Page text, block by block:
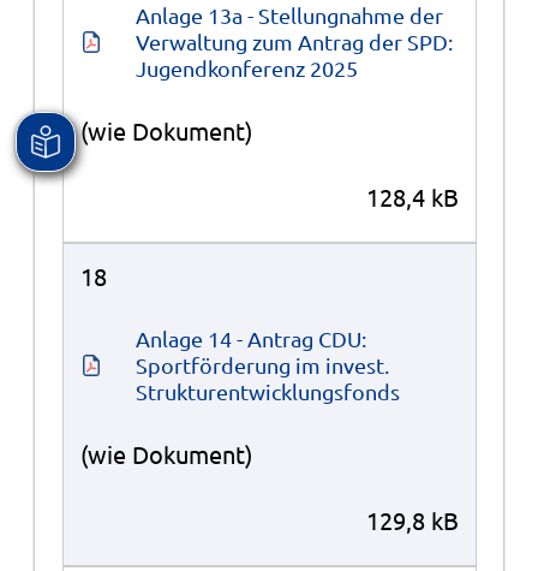
Anlage 13a - Stellungnahme der
Verwaltung zum Antrag der SPD:
Jugendkonferenz 2025
(wie Dokument)
128,4 kB
18
Anlage 14 - Antrag CDU:
Sportförderung im invest.
Strukturentwicklungsfonds
(wie Dokument)
129,8 kB